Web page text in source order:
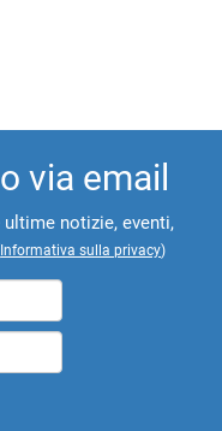
via email
notizie, eventi,
Informativa sulla privacy)